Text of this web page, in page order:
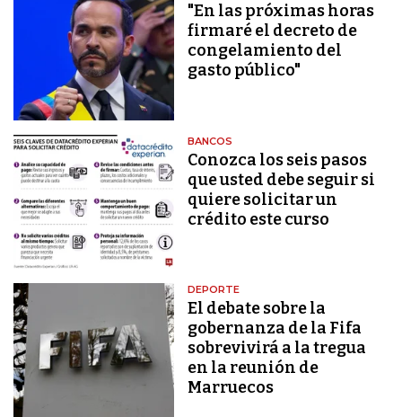
"En las próximas horas
firmaré el decreto de
congelamiento del
gasto público"
BANCOS
Conozca los seis pasos
que usted debe seguir si
quiere solicitar un
crédito este curso
DEPORTE
El debate sobre la
gobernanza de la Fifa
sobrevivirá a la tregua
en la reunión de
Marruecos